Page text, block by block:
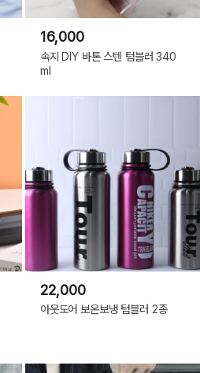
16,000
속지 DIY 바톤 스텐 텀블러 340
ml
22,000
아웃도어 보온보냉 텀블러 2종